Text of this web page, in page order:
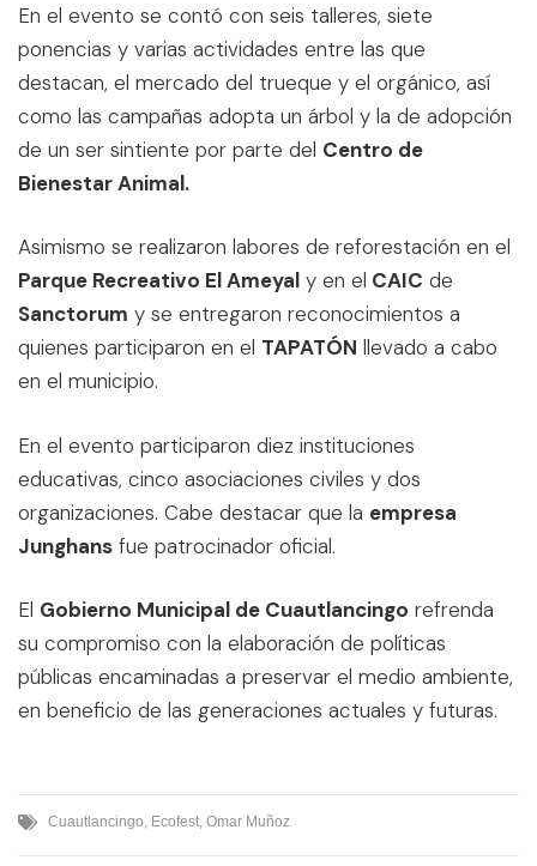
En el evento se contó con seis talleres, siete
ponencias y varias actividades entre las que
destacan, el mercado del trueque y el orgánico, así
como las campañas adopta un árbol y la de adopción
de un ser sintiente por parte del Centro de
Bienestar Animal.
Asimismo se realizaron labores de reforestación en el
Parque Recreativo El Ameyal y en el CAIC de
Sanctorum y se entregaron reconocimientos a
quienes participaron en el TAPATÓN llevado a cabo
en el municipio.
En el evento participaron diez instituciones
educativas, cinco asociaciones civiles y dos
organizaciones. Cabe destacar que la empresa
Junghans fue patrocinador oficial.
El Gobierno Municipal de Cuautlancingo refrenda
su compromiso con la elaboración de políticas
públicas encaminadas a preservar el medio ambiente,
en beneficio de las generaciones actuales y futuras.
Cuautlancingo Ecofest Omar Muñoz